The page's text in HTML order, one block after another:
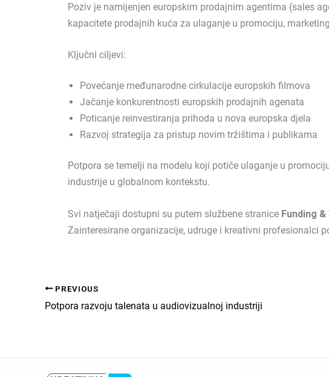
Poziv je namijenjen europskim prodajnim agentima (sales
kapacitete prodajnih kuća za ulaganje u promociju,
Ključni ciljevi:
Povećanje međunarodne cirkulacije europskih filmova
Jačanje konkurentnosti europskih prodajnih agenata
Poticanje reinvestiranja prihoda u nova europska djela
Razvoj strategija za pristup novim tržištima i publikama
Potpora se temelji na modelu koji potiče ulaganje u
industrije u globalnom kontekstu.
Svi natječaji dostupni su putem službene stranice Funding
Zainteresirane organizacije, udruge i kreativni profesionalci
PREVIOUS
Potpora razvoju talenata u audiovizualnoj industriji